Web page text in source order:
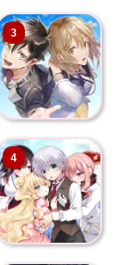
3
4